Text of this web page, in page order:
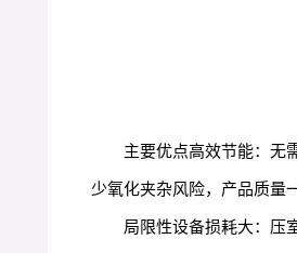
主要优点高效节能：无
少氧化夹杂风险，产品质量
局限性设备损耗大：压